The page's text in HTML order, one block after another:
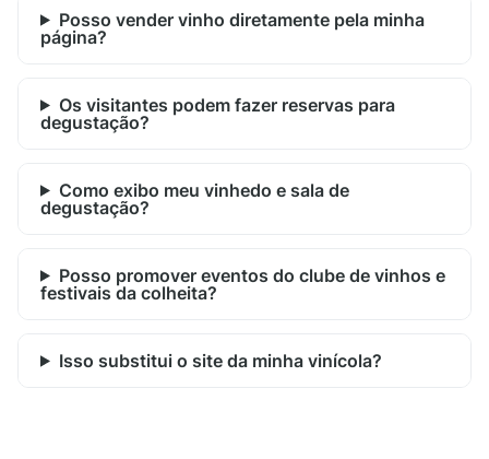
Posso vender vinho diretamente pela minha
página?
Os visitantes podem fazer reservas para
degustação?
Como exibo meu vinhedo e sala de
degustação?
Posso promover eventos do clube de vinhos e
festivais da colheita?
Isso substitui o site da minha vinícola?